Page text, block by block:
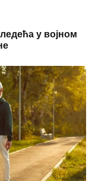
у војном